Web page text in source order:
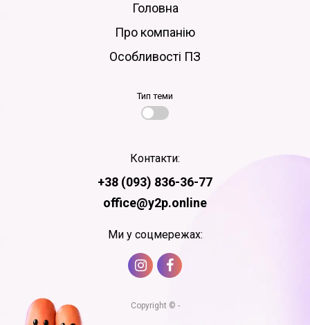
Головна
Про компанію
Особливості ПЗ
Тип теми
Контакти:
+38 (093) 836-36-77
office@y2p.online
Ми у соцмережах:
Copyright © -